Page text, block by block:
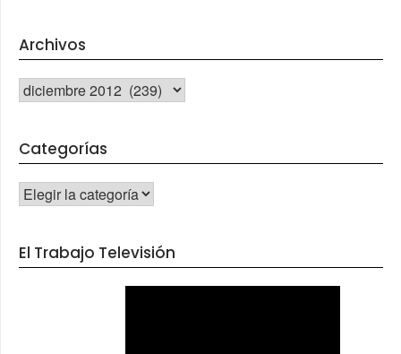
Archivos
Archivos
Categorías
CATEGORÍAS
El Trabajo Televisión